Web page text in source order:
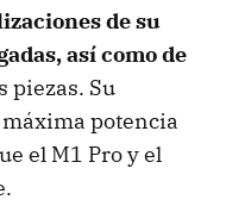
de su
así como de
piezas. Su
potencia
el M1 Pro y el